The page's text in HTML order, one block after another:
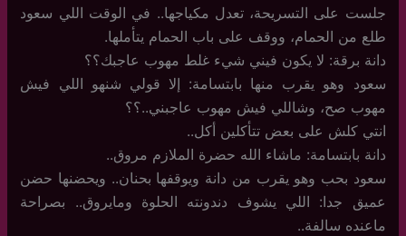
جلست على التسريحة، تعدل مكياجها.. في الوقت اللي سعود
طلع من الحمام، ووقف على باب الحمام يتأملها.
دانة برقة: لا يكون فيني شيء غلط مهوب عاجبك؟؟
سعود وهو يقرب منها بابتسامة: إلا قولي شنهو اللي فيش
مهوب صح، وشاللي فيش مهوب عاجبني..؟؟
انتي كلش على بعض تتأكلين أكل..
دانة بابتسامة: ماشاء الله حضرة الملازم مروق..
سعود بحب وهو يقرب من دانة ويوقفها بحنان.. ويحضنها حضن
عميق جدا: اللي يشوف دندونته الحلوة ومايروق.. بصراحة
ماعنده سالفة..